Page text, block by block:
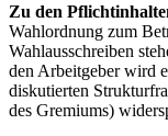
Zu den
Wahlordnung zum
Wahlausschreiben
den Arbeitgeber wird
diskutierten
des Gremiums)